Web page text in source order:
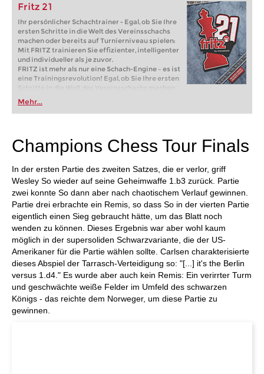
Fritz 21
Ihr persönlicher Schachtrainer - Egal, ob Sie Ihre
ersten Schritte in die Welt des Vereinsschachs
machen oder bereits auf Turnierniveau spielen:
Mit FRITZ trainieren Sie effizienter, intelligenter
und individueller als je zuvor.
FRITZ ist mehr als nur eine Schach-Engine – es ist
eine Trainingsrevolution! Egal, ob Sie Ihre ersten
Schritte in die Welt des Vereinsschachs machen
oder bereits auf Turnierniveau spielen: Mit
FRITZ trainieren Sie effizienter, intelligenter und
individueller als je zuvor.
Mehr...
Champions Chess Tour Finals
In der ersten Partie des zweiten Satzes, die er verlor, griff
Wesley So wieder auf seine Geheimwaffe 1.b3 zurück. Partie
zwei konnte So dann aber nach chaotischem Verlauf gewinnen.
Partie drei erbrachte ein Remis, so dass So in der vierten Partie
eigentlich einen Sieg gebraucht hätte, um das Blatt noch
wenden zu können. Dieses Ergebnis war aber wohl kaum
möglich in der supersoliden Schwarzvariante, die der US-
Amerikaner für die Partie wählen sollte. Carlsen charakterisierte
dieses Abspiel der Tarrasch-Verteidigung so: "[...] it's the Berlin
versus 1.d4." Es wurde aber auch kein Remis: Ein verirrter Turm
und geschwächte weiße Felder im Umfeld des schwarzen
Königs - das reichte dem Norweger, um diese Partie zu
gewinnen.